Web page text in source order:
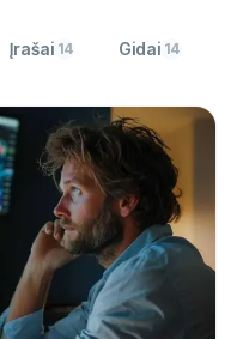
Įrašai 14 Gidai 14